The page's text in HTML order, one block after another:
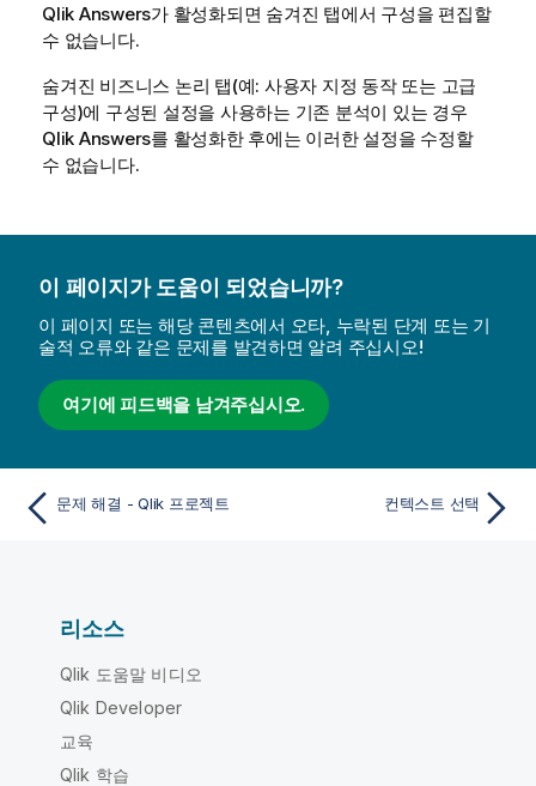
Qlik Answers가 활성화되면 숨겨진 탭에서 구성을 편집할
수 없습니다.
숨겨진 비즈니스 논리 탭(예: 사용자 지정 동작 또는 고급
구성)에 구성된 설정을 사용하는 기존 분석이 있는 경우
Qlik Answers를 활성화한 후에는 이러한 설정을 수정할
수 없습니다.
이 페이지가 도움이 되었습니까?
이 페이지 또는 해당 콘텐츠에서 오타, 누락된 단계 또는 기
술적 오류와 같은 문제를 발견하면 알려 주십시오!
여기에 피드백을 남겨주십시오.
문제 해결 - Qlik 프로젝트 컨텍스트 선택
리소스
Qlik 도움말 비디오
Qlik Developer
교육
Qlik 학습